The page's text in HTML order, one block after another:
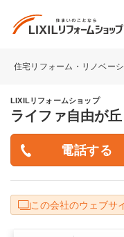
住宅リフォーム・リノベー
LIXILリフォームショップ
ライファ自由が丘
この会社のウェブサ